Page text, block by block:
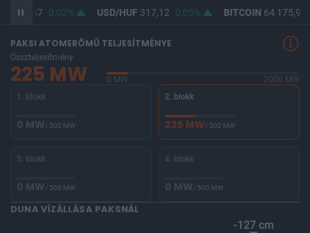
365,47 0,02% USD/HUF317,12 0,05% BITCOIN64 175,91
PAKSI ATOMERŐMŰ TELJESÍTMÉNYE
Összteljesítmény
225 MW 0 MW
2000 MW
1. blokk
0 MW/ 500 MW
2. blokk
225 MW/ 500 MW
3. blokk
0 MW/ 500 MW
4. blokk
0 MW/ 500 MW
DUNA VÍZÁLLÁSA PAKSNÁL
-127 cm